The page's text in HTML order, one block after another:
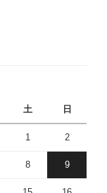
土 日
1 2
8 9